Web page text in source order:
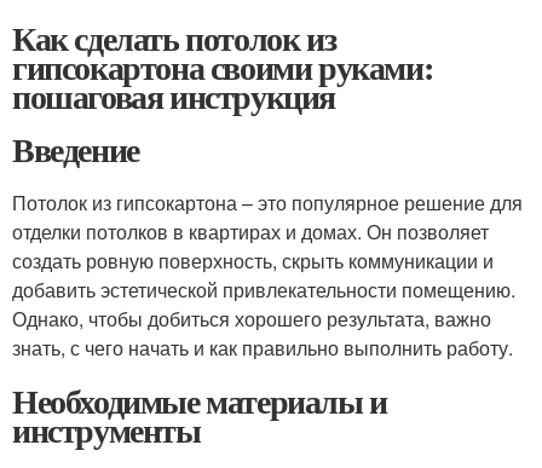
Как сделать потолок из
гипсокартона своими руками:
пошаговая инструкция
Введение
Потолок из гипсокартона – это популярное решение для
отделки потолков в квартирах и домах. Он позволяет
создать ровную поверхность, скрыть коммуникации и
добавить эстетической привлекательности помещению.
Однако, чтобы добиться хорошего результата, важно
знать, с чего начать и как правильно выполнить работу.
Необходимые материалы и
инструменты